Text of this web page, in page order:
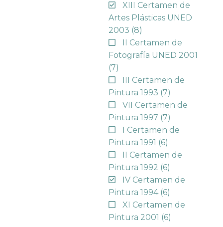
XIII Certamen de
Artes Plásticas UNED
2003 (8)
II Certamen de
Fotografía UNED 2001
(7)
III Certamen de
Pintura 1993 (7)
VII Certamen de
Pintura 1997 (7)
I Certamen de
Pintura 1991 (6)
II Certamen de
Pintura 1992 (6)
IV Certamen de
Pintura 1994 (6)
XI Certamen de
Pintura 2001 (6)